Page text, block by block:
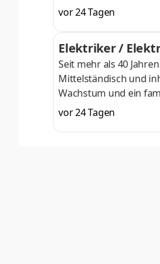
suchen für unsere
Durchführung von
Inbetriebnahmen
Pharmaindustrie,
vor 24 Tagen
Elektriker /
Seit mehr als 40
Mittelständisch und
Wachstum und ein
suchen für unsere
(m/w/d) Aufgaben
Wartungen an
vor 24 Tagen